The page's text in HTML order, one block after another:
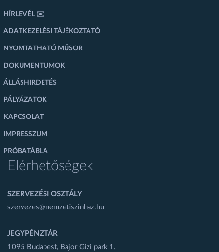
HÍRLEVÉL ✉️
ADATKEZELÉSI TÁJÉKOZTATÓ
NYOMTATHATÓ MŰSOR
DOKUMENTUMOK
ÁLLÁSHIRDETÉS
PÁLYÁZATOK
KAPCSOLAT
IMPRESSZUM
PRÓBATÁBLA
Elérhetőségek
SZERVEZÉSI OSZTÁLY
szervezes@nemzetiszinhaz.hu
JEGYPÉNZTÁR
1095 Budapest, Bajor Gizi park 1.